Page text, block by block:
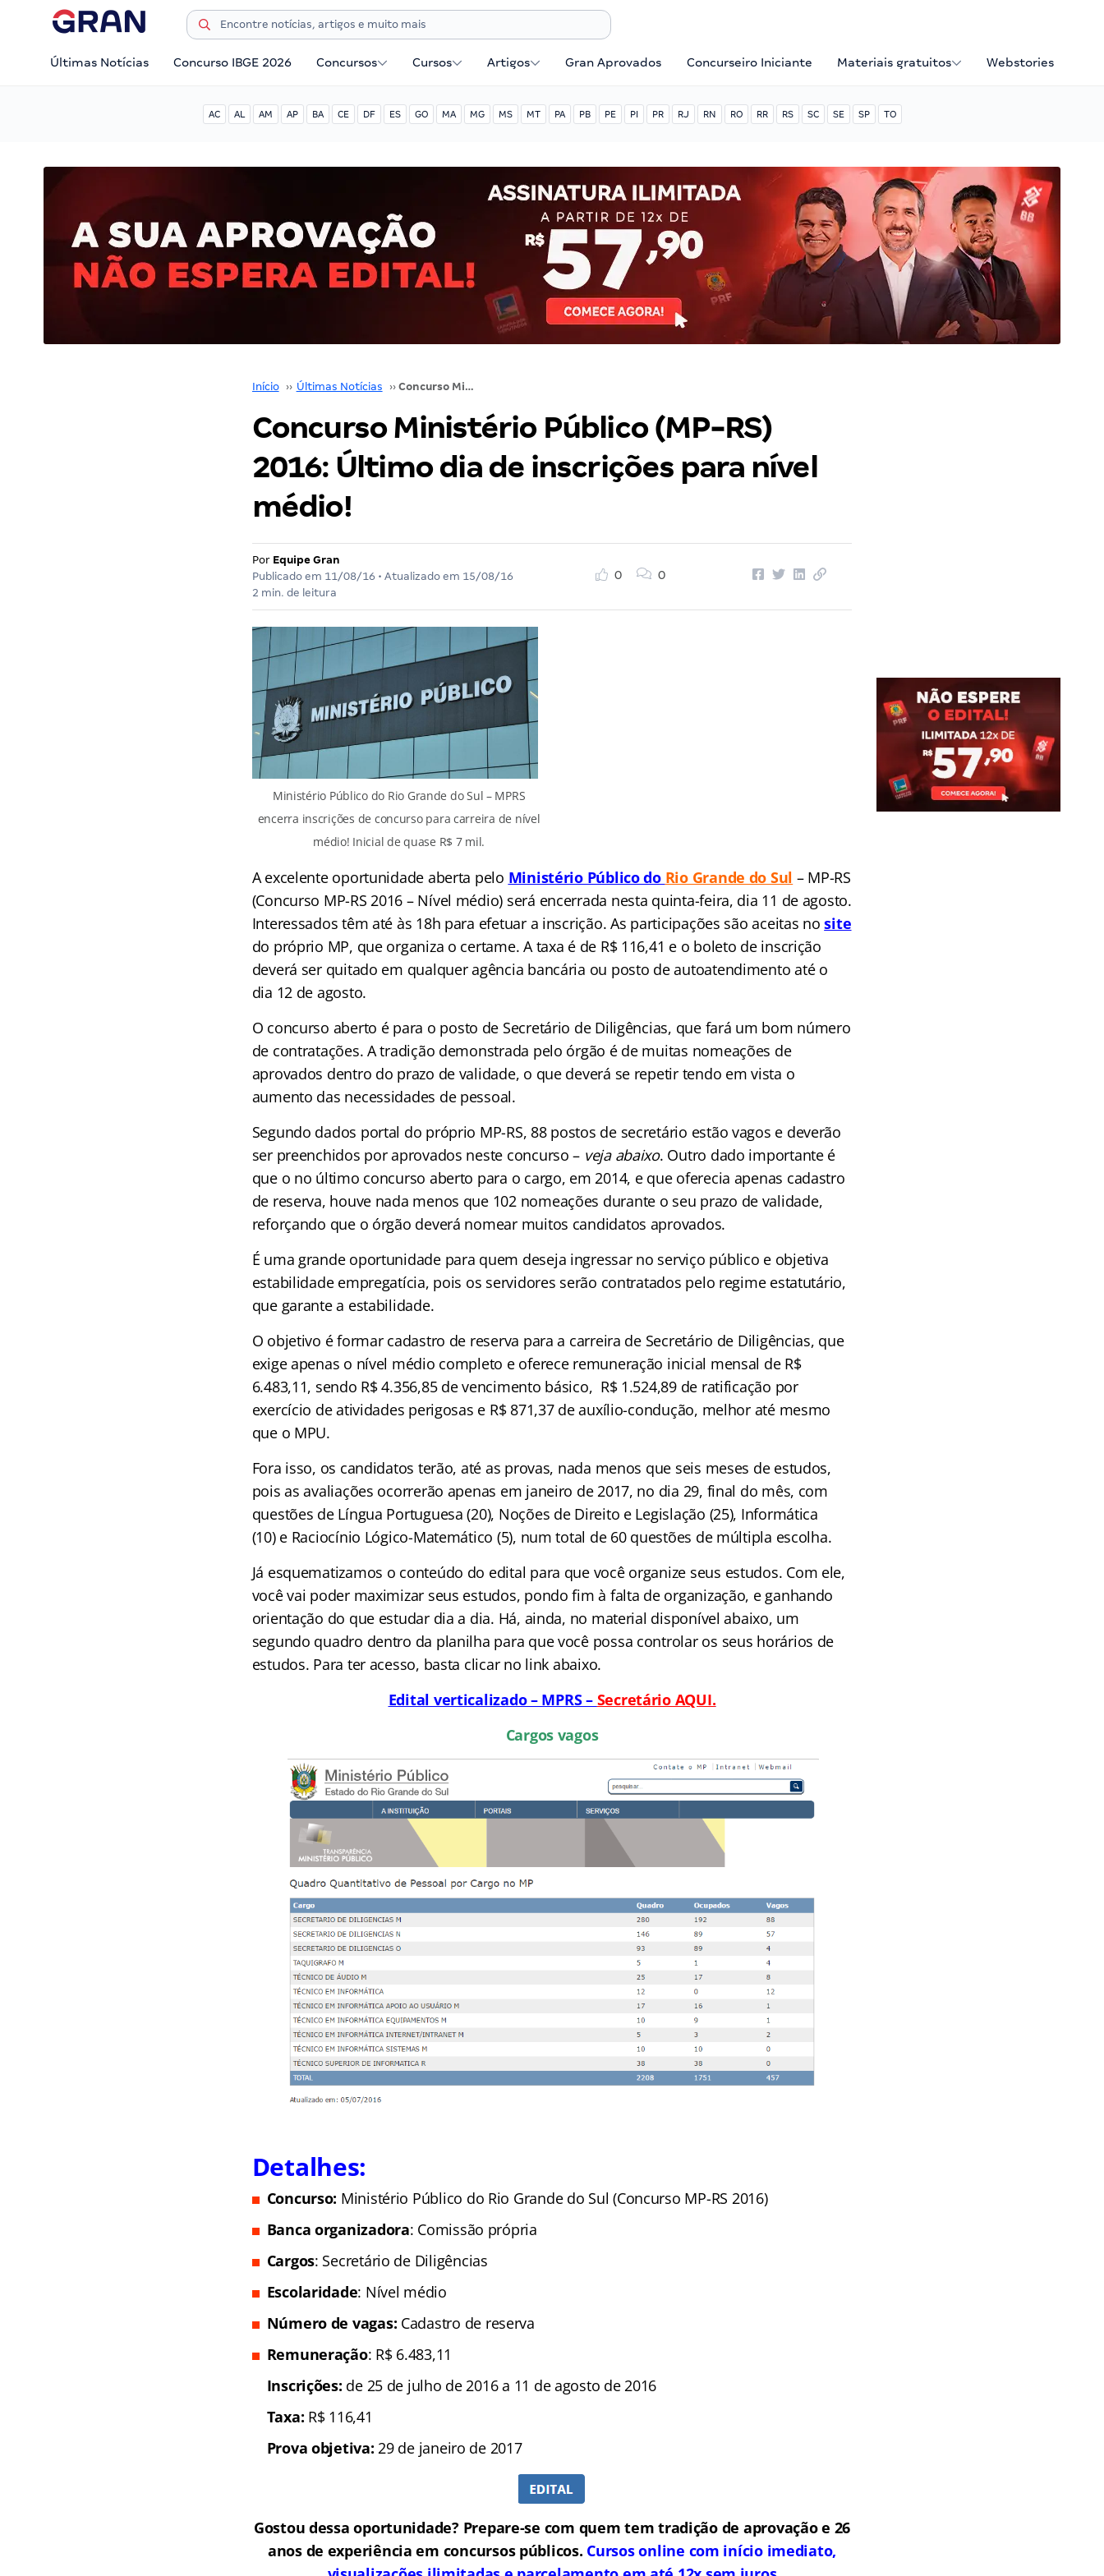
Últimas Notícias Concurso IBGE 2026 Concursos Cursos Artigos Gran Aprovados Concurseiro Iniciante Materiais gratuitos Webstories
AC AL AM AP BA CE DF ES GO MA MG MS MT PA PB PE PI PR RJ RN RO RR RS SC SE SP TO
Início ›› Últimas Notícias ›› Concurso Ministério Público (MP-RS) 2016: Último dia de inscrições para nível médio!
Concurso Ministério Público (MP-RS)
2016: Último dia de inscrições para nível
médio!
Por Equipe Gran
Publicado em 11/08/16 • Atualizado em 15/08/16
2 min. de leitura
0 0
Ministério Público do Rio Grande do Sul – MPRS
encerra inscrições de concurso para carreira de nível
médio! Inicial de quase R$ 7 mil.
A excelente oportunidade aberta pelo Ministério Público do Rio Grande do Sul – MP-RS
(Concurso MP-RS 2016 – Nível médio) será encerrada nesta quinta-feira, dia 11 de agosto.
Interessados têm até às 18h para efetuar a inscrição.As participações são aceitas nosite
do próprio MP, que organiza o certame. A taxa é de R$ 116,41 e o boleto de inscrição
deverá ser quitado em qualquer agência bancária ou posto de autoatendimento até o
dia 12 de agosto.
O concurso aberto é para o posto de Secretário de Diligências, que fará um bom número
de contratações. A tradição demonstrada pelo órgão é de muitas nomeações de
aprovados dentro do prazo de validade, o que deverá se repetir tendo em vista o
aumento das necessidades de pessoal.
Segundo dados portal do próprio MP-RS, 88 postos de secretário estão vagos e deverão
ser preenchidos por aprovados neste concurso – veja abaixo. Outro dado importante é
que o no último concurso aberto para o cargo, em 2014, e que oferecia apenas cadastro
de reserva, houve nada menos que 102 nomeações durante o seu prazo de validade,
reforçando que o órgão deverá nomear muitos candidatos aprovados.
É uma grande oportunidade para quem deseja ingressar no serviço público e objetiva
estabilidade empregatícia, pois os servidores serão contratados pelo regime estatutário,
que garante a estabilidade.
O objetivo é formar cadastro de reserva para a carreira de Secretário de Diligências, que
exige apenas o nível médio completo e oferece remuneração inicial mensal de R$
6.483,11, sendo R$ 4.356,85 de vencimento básico, R$ 1.524,89 de ratificação por
exercício de atividades perigosas e R$ 871,37 de auxílio-condução, melhor até mesmo
que o MPU.
Fora isso, os candidatos terão, até as provas, nada menos que seis meses de estudos,
pois as avaliações ocorrerão apenas em janeiro de 2017, no dia 29, final do mês, com
questões de Língua Portuguesa (20), Noções de Direito e Legislação (25), Informática
(10) e Raciocínio Lógico-Matemático (5), num total de 60 questões de múltipla escolha.
Já esquematizamos o conteúdo do edital para que você organize seus estudos. Com ele,
você vai poder maximizar seus estudos, pondo fim à falta de organização, e ganhando
orientação do que estudar dia a dia. Há, ainda, no material disponível abaixo, um
segundo quadro dentro da planilha para que você possa controlar os seus horários de
estudos. Para ter acesso, basta clicar no link abaixo.
Edital verticalizado – MPRS – Secretário AQUI.
Cargos vagos
Detalhes:
Concurso: Ministério Público do Rio Grande do Sul (Concurso MP-RS 2016)
Banca organizadora: Comissão própria
Cargos: Secretário de Diligências
Escolaridade: Nível médio
Número de vagas: Cadastro de reserva
Remuneração: R$ 6.483,11
Inscrições: de 25 de julho de 2016 a 11 de agosto de 2016
Taxa: R$ 116,41
Prova objetiva: 29 de janeiro de 2017
Gostou dessa oportunidade? Prepare-se com quem tem tradição de aprovação e 26
anos de experiência em concursos públicos. Cursos online com início imediato,